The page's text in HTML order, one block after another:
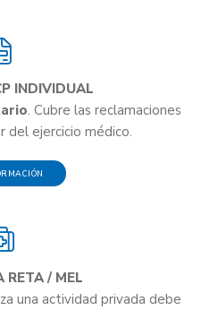
INDIVIDUAL
. Cubre las reclamaciones
del ejercicio médico.
RETA / MEL
una actividad privada debe